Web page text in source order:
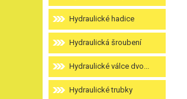
Hydraulické hadice
Hydraulická šroubení
Hydraulické válce dvo...
Hydraulické trubky